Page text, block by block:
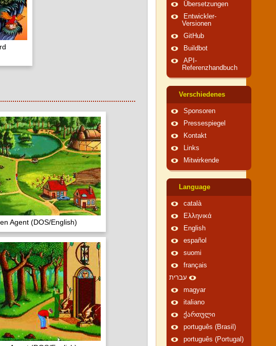
Agent (DOS/English)
Übersetzungen
Entwickler-
Versionen
GitHub
Buildbot
API-
Referenzhandbuch
Verschiedenes
Sponsoren
Pressespiegel
Kontakt
Links
Mitwirkende
Language
català
Ελληνικά
English
español
suomi
français
עברית
magyar
italiano
ქართული
português (Brasil)
português (Portugal)